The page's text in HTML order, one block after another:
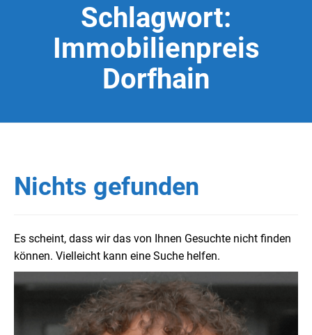
Schlagwort:
Immobilienpreis
Dorfhain
Nichts gefunden
Es scheint, dass wir das von Ihnen Gesuchte nicht finden
können. Vielleicht kann eine Suche helfen.